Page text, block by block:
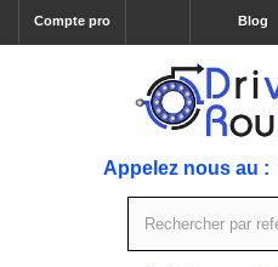
Compte pro Blog
Appelez nous au :